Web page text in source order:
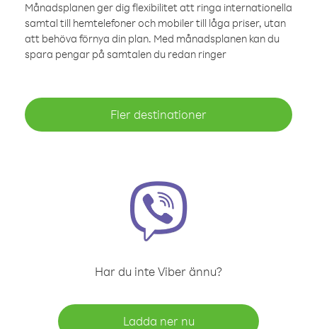
Månadsplanen ger dig flexibilitet att ringa internationella
samtal till hemtelefoner och mobiler till låga priser, utan
att behöva förnya din plan. Med månadsplanen kan du
spara pengar på samtalen du redan ringer
Fler destinationer
Har du inte Viber ännu?
Ladda ner nu